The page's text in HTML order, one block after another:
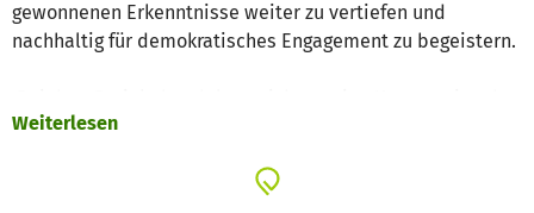
gewonnenen Erkenntnisse weiter zu vertiefen und
nachhaltig für demokratisches Engagement zu begeistern.
Filmboard Karlsruhe e. V. mit dem
Hochschule Karlsruhe – Institut für Intelligente
Weiterlesen